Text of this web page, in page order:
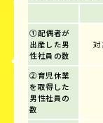
①配偶者が
出産した男
性社員の数
対
②育児休業
を取得した
男性社員の
数